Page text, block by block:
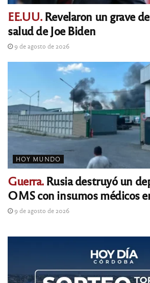
EE.UU.Revelaron un grave
salud de Joe Biden
9 de agosto de 2026
HOY MUNDO
Guerra.Rusia destruyó un
OMS con insumos médicos
9 de agosto de 2026